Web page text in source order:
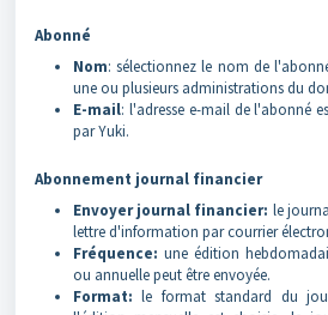
Abonné
Nom: sélectionnez le nom de
une ou plusieurs administrations du
E-mail: l'adresse e-mail de l'abonné
par Yuki.
Abonnement journal financier
Envoyer journal financier: le
lettre d'information par courrier
Fréquence: une édition
ou annuelle peut être envoyée.
Format:le format standard du